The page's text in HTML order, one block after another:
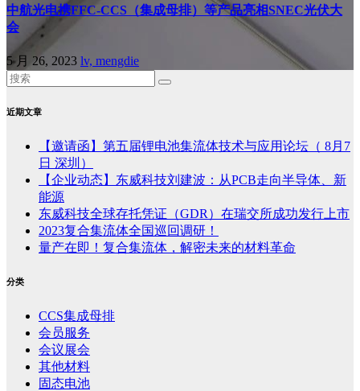
中航光电携FFC-CCS（集成母排）等产品亮相SNEC光伏大
会
5 月 26, 2023 lv, mengdie
近期文章
【邀请函】第五届锂电池集流体技术与应用论坛（ 8月7
日 深圳）
【企业动态】东威科技刘建波：从PCB走向半导体、新
能源
东威科技全球存托凭证（GDR）在瑞交所成功发行上市
2023复合集流体全国巡回调研！
量产在即！复合集流体，解密未来的材料革命
分类
CCS集成母排
会员服务
会议展会
其他材料
固态电池